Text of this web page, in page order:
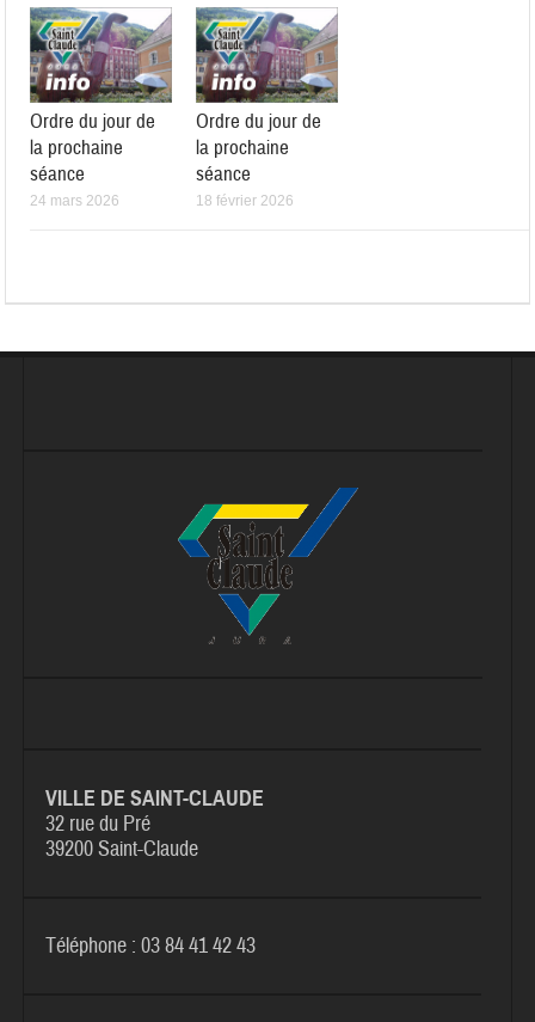
Ordre du jour de
la prochaine
séance
24 mars 2026
Ordre du jour de
la prochaine
séance
18 février 2026
VILLE DE SAINT-CLAUDE
32 rue du Pré
39200 Saint-Claude
Téléphone : 03 84 41 42 43